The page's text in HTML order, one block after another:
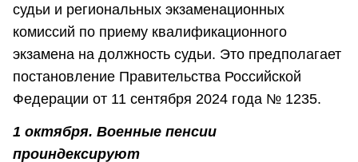
судьи и региональных экзаменационных
комиссий по приему квалификационного
экзамена на должность судьи. Это предполагает
постановление Правительства Российской
Федерации от 11 сентября 2024 года № 1235.
1 октября. Военные пенсии
проиндексируют